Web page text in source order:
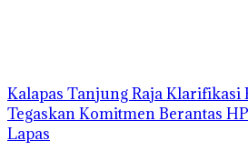
Kalapas Tanjung Raja Klarifikasi
Tegaskan Komitmen Berantas
Lapas